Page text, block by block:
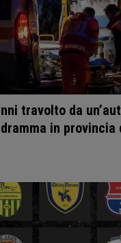
travolto da
in provincia